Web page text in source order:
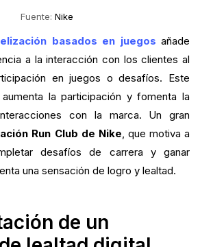
Fuente: Nike
basados en juegos añade
a la interacción con los clientes al
en juegos o desafíos. Este
la participación y fomenta la
con la marca. Un gran
Run Club de Nike, que motiva a
desafíos de carrera y ganar
una sensación de logro y lealtad.
de un